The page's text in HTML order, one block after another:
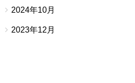
2024年10月
2023年12月